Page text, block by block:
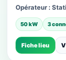
Opérateur :
50 kW 3
Fiche lieu